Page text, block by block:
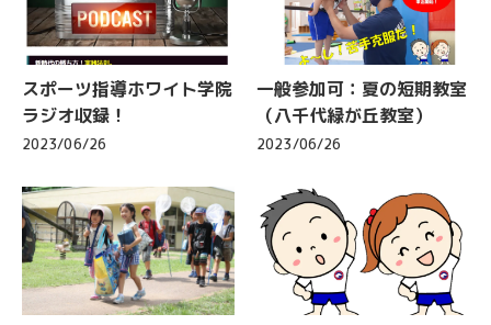
スポーツ指導ホワイト学院
ラジオ収録！
2023/06/26
一般参加可：夏の短期教室
（八千代緑が丘教室）
2023/06/26